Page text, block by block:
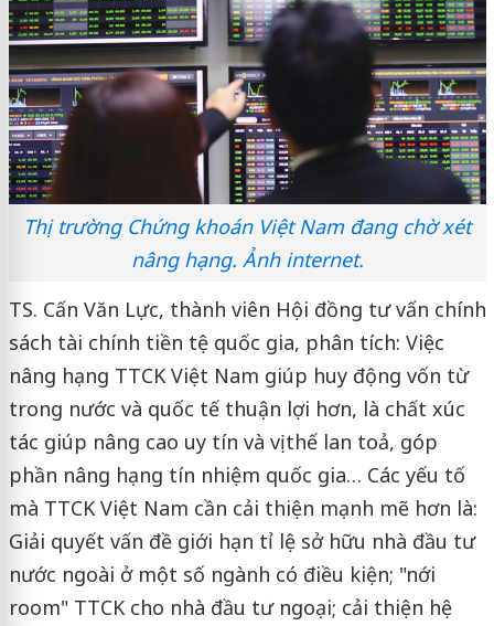
Thị trường Chứng khoán Việt Nam đang chờ xét
nâng hạng. Ảnh internet.
TS. Cấn Văn Lực, thành viên Hội đồng tư vấn chính
sách tài chính tiền tệ quốc gia, phân tích: Việc
nâng hạng TTCK Việt Nam giúp huy động vốn từ
trong nước và quốc tế thuận lợi hơn, là chất xúc
tác giúp nâng cao uy tín và vị thế lan toả, góp
phần nâng hạng tín nhiệm quốc gia… Các yếu tố
mà TTCK Việt Nam cần cải thiện mạnh mẽ hơn là:
Giải quyết vấn đề giới hạn tỉ lệ sở hữu nhà đầu tư
nước ngoài ở một số ngành có điều kiện; "nới
room" TTCK cho nhà đầu tư ngoại; cải thiện hệ